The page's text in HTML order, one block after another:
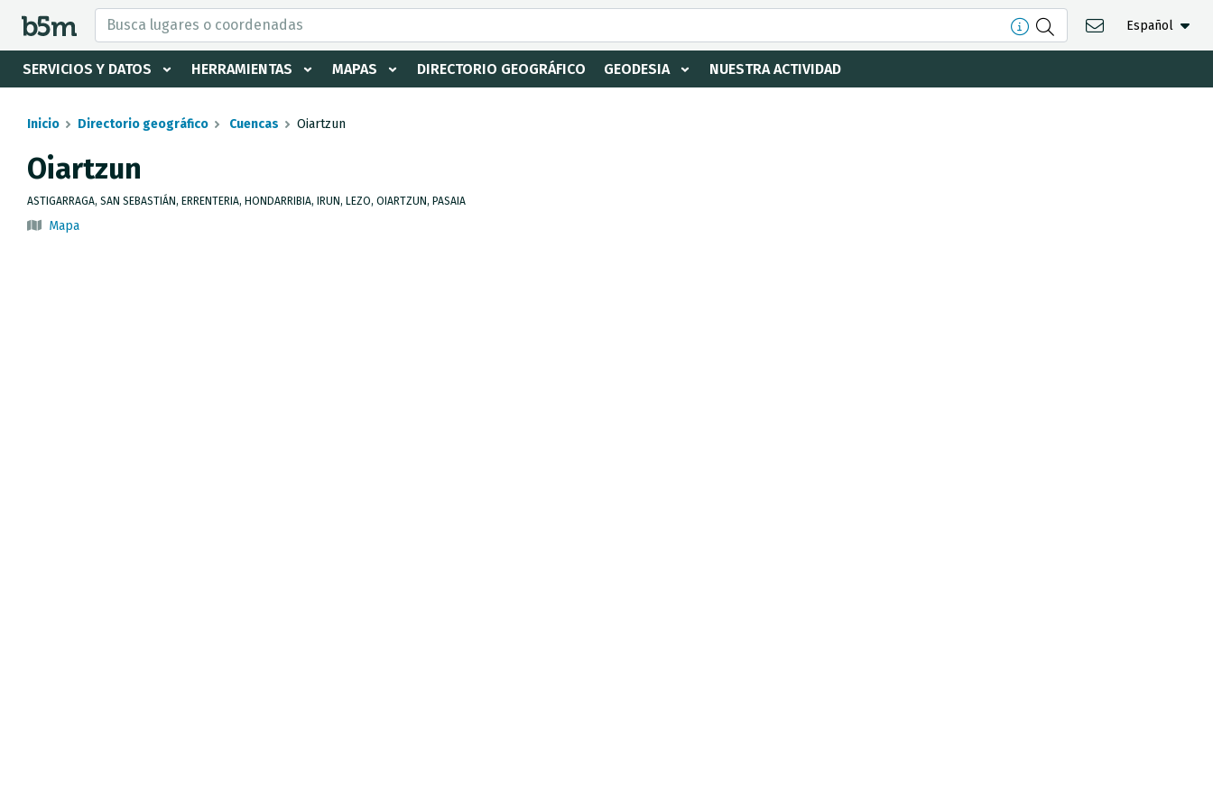
Español
SERVICIOS Y DATOS HERRAMIENTAS MAPAS DIRECTORIO GEOGRÁFICO GEODESIA NUESTRA ACTIVIDAD
Buscador y directorio
Inicio Directorio geográfico Cuencas Oiartzun
Oiartzun
ASTIGARRAGA, SAN SEBASTIÁN, ERRENTERIA, HONDARRIBIA, IRUN, LEZO, OIARTZUN, PASAIA
Mapa